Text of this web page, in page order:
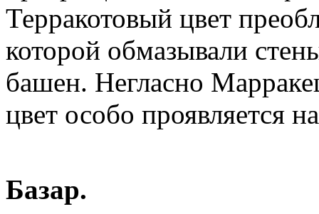
Терракотовый цвет
которой обмазывали
башен. Негласно
цвет особо проявляется
Базар.